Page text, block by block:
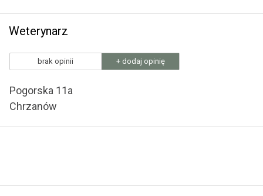
Weterynarz
brak opinii + dodaj opinię
Pogorska 11a
Chrzanów